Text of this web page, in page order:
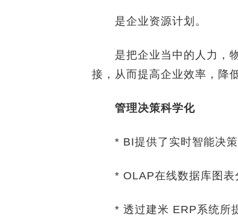
是企业资源计划。
是把企业当中的人力，物
接，从而提高企业效率，降
管理决策科学化
* BI提供了实时智能决策
* OLAP在线数据库图表
* 透过建米 ERP系统所提